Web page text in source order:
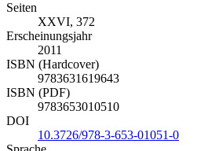
Seiten
XXVI, 372
Erscheinungsjahr
2011
ISBN (Hardcover)
9783631619643
ISBN (PDF)
9783653010510
DOI
10.3726/978-3-653-01051-0